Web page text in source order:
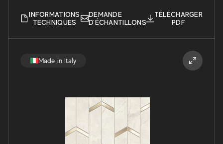
Made in Italy
INFORMATIONS
TECHNIQUES
DEMANDE
D'ÉCHANTILLONS
TÉLÉCHARGER
PDF